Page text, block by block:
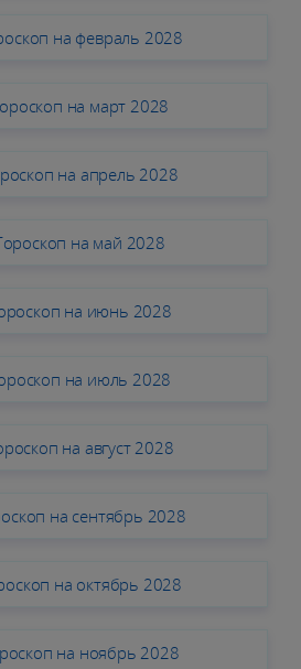
на февраль 2028
на март 2028
на апрель 2028
на май 2028
на июнь 2028
на июль 2028
на август 2028
на сентябрь 2028
на октябрь 2028
на ноябрь 2028